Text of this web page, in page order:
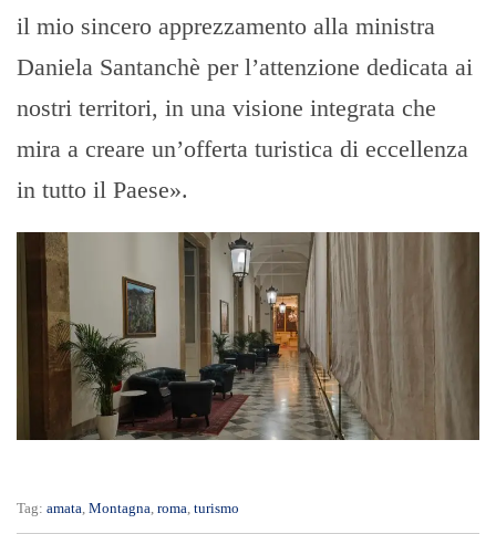
il mio sincero apprezzamento alla ministra
Daniela Santanchè per l’attenzione dedicata ai
nostri territori, in una visione integrata che
mira a creare un’offerta turistica di eccellenza
in tutto il Paese».
Tag: amata Montagna roma turismo